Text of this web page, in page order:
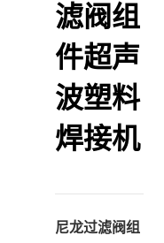
滤阀组
件超声
波塑料
焊接机
尼龙过滤阀组